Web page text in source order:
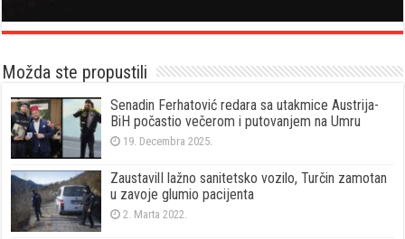
Možda ste propustili
Senadin Ferhatović redara sa utakmice Austrija-
BiH počastio večerom i putovanjem na Umru
19. Decembra 2025.
ZaustavilI lažno sanitetsko vozilo, Turčin zamotan
u zavoje glumio pacijenta
2. Marta 2022.